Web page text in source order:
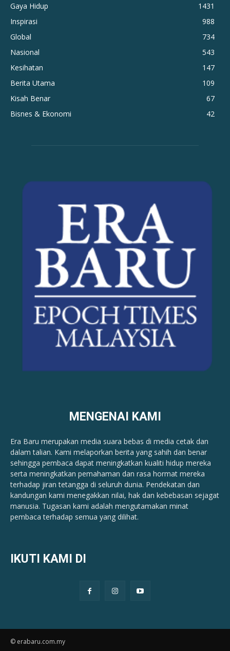
Gaya Hidup
1431
Inspirasi
988
Global
734
Nasional
543
Kesihatan
147
Berita Utama
109
Kisah Benar
67
Bisnes & Ekonomi
42
MENGENAI KAMI
Era Baru merupakan media suara bebas di media cetak dan
dalam talian. Kami melaporkan berita yang sahih dan benar ​​
sehingga pembaca dapat meningkatkan kualiti hidup mereka
serta meningkatkan pemahaman dan rasa hormat mereka
terhadap jiran tetangga di seluruh dunia. Pendekatan dan
kandungan kami menegakkan nilai, hak dan kebebasan sejagat
manusia. Tugasan kami adalah mengutamakan minat
pembaca terhadap semua yang dilihat.
IKUTI KAMI DI
© erabaru.com.my